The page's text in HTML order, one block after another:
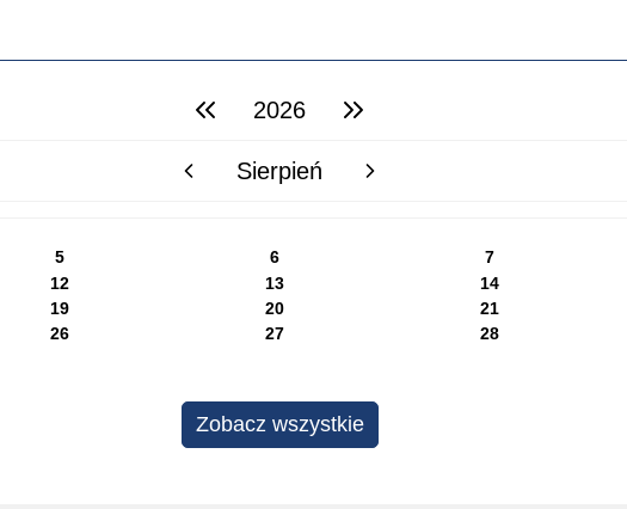
poprzedni rok2026 następny rok
poprzedni miesiącSierpień następny miesiąc
5 6 7
12 13 14
19 20 21
26 27 28
Zobacz wszystkie